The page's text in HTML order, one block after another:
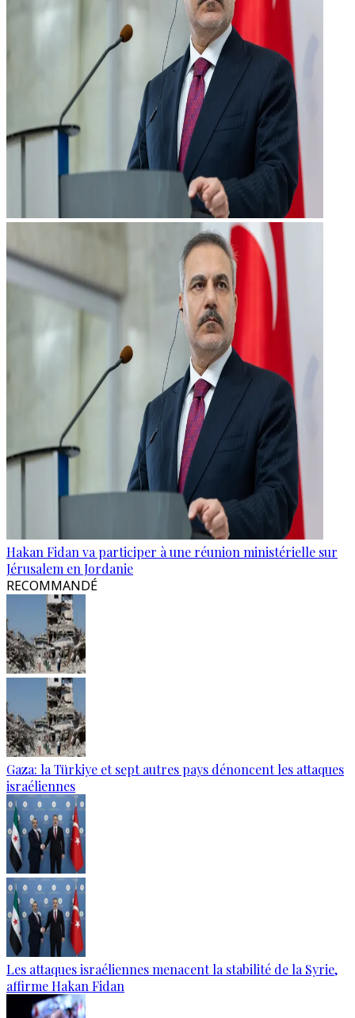
Hakan Fidan va participer à une réunion ministérielle sur
Jérusalem en Jordanie
RECOMMANDÉ
Gaza: la Türkiye et sept autres pays dénoncent les attaques
israéliennes
Les attaques israéliennes menacent la stabilité de la Syrie,
affirme Hakan Fidan